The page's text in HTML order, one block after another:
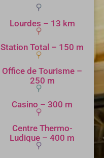
Lourdes – 13 km
Station Total – 150 m
Office de Tourisme –
250 m
Casino – 300 m
Centre Thermo-
Ludique – 400 m